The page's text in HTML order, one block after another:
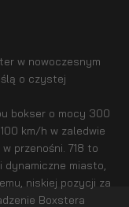
w nowoczesnym
o czystej
bokser o mocy 300
km/h w zaledwie
przenośni. 718 to
miasto,
niskiej pozycji za
Boxstera